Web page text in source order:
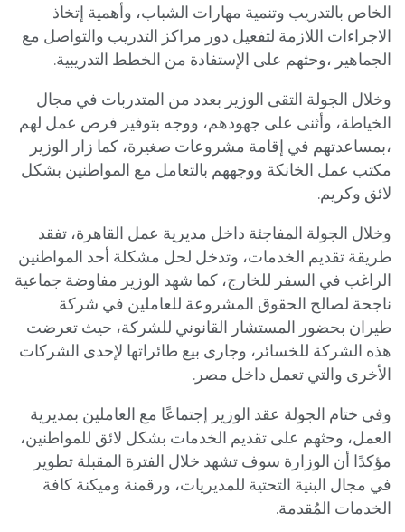
الخاص بالتدريب وتنمية مهارات الشباب، وأهمية إتخاذ
الاجراءات اللازمة لتفعيل دور مراكز التدريب والتواصل مع
الجماهير ،وحثهم على الإستفادة من الخطط التدريبية.
وخلال الجولة التقى الوزير بعدد من المتدربات في مجال
الخياطة، وأثنى على جهودهم، ووجه بتوفير فرص عمل لهم
،بمساعدتهم في إقامة مشروعات صغيرة، كما زار الوزير
مكتب عمل الخانكة ووجههم بالتعامل مع المواطنين بشكل
لائق وكريم.
وخلال الجولة المفاجئة داخل مديرية عمل القاهرة، تفقد
طريقة تقديم الخدمات، وتدخل لحل مشكلة أحد المواطنين
الراغب في السفر للخارج، كما شهد الوزير مفاوضة جماعية
ناجحة لصالح الحقوق المشروعة للعاملين في شركة
طيران بحضور المستشار القانوني للشركة، حيث تعرضت
هذه الشركة للخسائر، وجارى بيع طائراتها لإحدى الشركات
الأخرى والتي تعمل داخل مصر.
وفي ختام الجولة عقد الوزير إجتماعًا مع العاملين بمديرية
العمل، وحثهم على تقديم الخدمات بشكل لائق للمواطنين،
مؤكدًا أن الوزارة سوف تشهد خلال الفترة المقبلة تطوير
في مجال البنية التحتية للمديريات، ورقمنة وميكنة كافة
الخدمات المُقدمة.